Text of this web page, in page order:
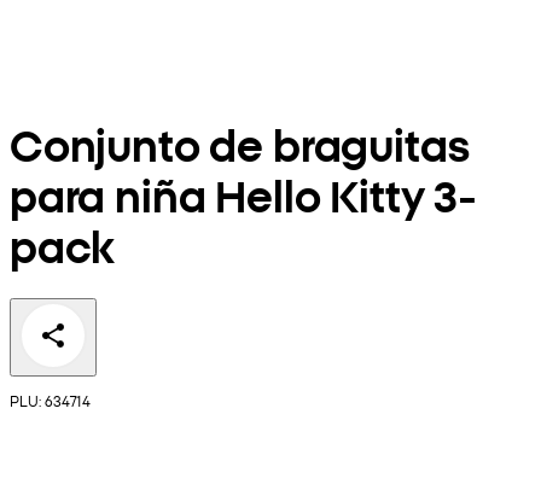
Conjunto de braguitas
para niña Hello Kitty 3-
pack
PLU: 634714